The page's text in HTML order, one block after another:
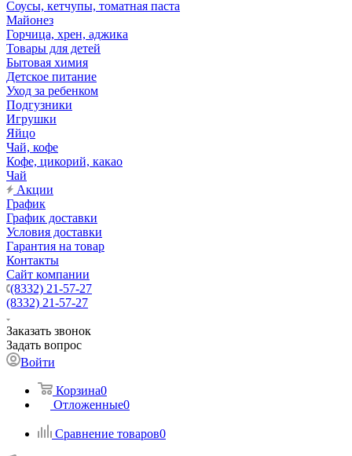
Соусы, кетчупы, томатная паста
Майонез
Горчица, хрен, аджика
Товары для детей
Бытовая химия
Детское питание
Уход за ребенком
Подгузники
Игрушки
Яйцо
Чай, кофе
Кофе, цикорий, какао
Чай
Акции
График
График доставки
Условия доставки
Гарантия на товар
Контакты
Сайт компании
(8332) 21-57-27
(8332) 21-57-27
Заказать звонок
Задать вопрос
Войти
Корзина0
Отложенные0
Сравнение товаров0